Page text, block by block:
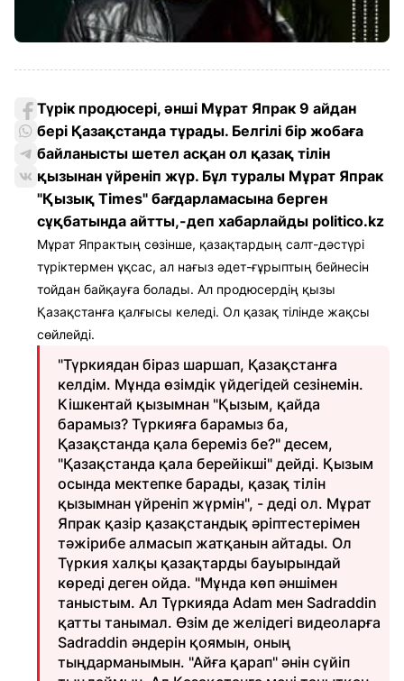
Түрік продюсері, әнші Мұрат Япрак 9 айдан
бері Қазақстанда тұрады. Белгілі бір жобаға
байланысты шетел асқан ол қазақ тілін
қызынан үйреніп жүр. Бұл туралы Мұрат Япрак
"Қызық Times" бағдарламасына берген
сұқбатында айтты,-деп хабарлайды politico.kz
Мұрат Япрактың сөзінше, қазақтардың салт-дәстүрі
түріктермен ұқсас, ал нағыз әдет-ғұрыптың бейнесін
тойдан байқауға болады. Ал продюсердің қызы
Қазақстанға қалғысы келеді. Ол қазақ тілінде жақсы
сөйлейді.
"Түркиядан біраз шаршап, Қазақстанға
келдім. Мұнда өзімдік үйдегідей сезінемін.
Кішкентай қызымнан "Қызым, қайда
барамыз? Түркияға барамыз ба,
Қазақстанда қала береміз бе?" десем,
"Қазақстанда қала берейікші" дейді. Қызым
осында мектепке барады, қазақ тілін
қызымнан үйреніп жүрмін", - деді ол. Мұрат
Япрак қазір қазақстандық әріптестерімен
тәжірибе алмасып жатқанын айтады. Ол
Түркия халқы қазақтарды бауырындай
көреді деген ойда. "Мұнда көп әншімен
таныстым. Ал Түркияда Adam мен Sadraddin
қатты танымал. Өзім де желідегі видеоларға
Sadraddin әндерін қоямын, оның
тыңдарманымын. "Айға қарап" әнін сүйіп